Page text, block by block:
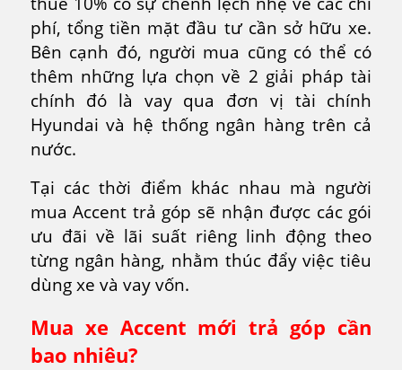
phí, tổng tiền mặt đầu tư cần sở hữu xe.
Bên cạnh đó, người mua cũng có thể có
thêm những lựa chọn về 2 giải pháp tài
chính đó là vay qua đơn vị tài chính
Hyundai và hệ thống ngân hàng trên cả
nước.
Tại các thời điểm khác nhau mà người
mua Accent trả góp sẽ nhận được các gói
ưu đãi về lãi suất riêng linh động theo
từng ngân hàng, nhằm thúc đẩy việc tiêu
dùng xe và vay vốn.
Mua xe Accent mới trả góp cần
bao nhiêu?